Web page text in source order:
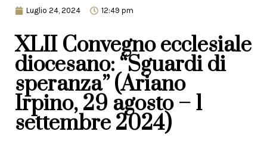
Luglio 24, 2024 12:49 pm
XLII Convegno ecclesiale
diocesano: “Sguardi di
speranza” (Ariano
Irpino, 29 agosto – 1
settembre 2024)